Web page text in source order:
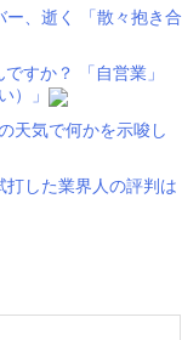
ー、逝く 「散々抱き合
すか？ 「自営業」
）」
天気で何かを示唆し
打した業界人の評判は